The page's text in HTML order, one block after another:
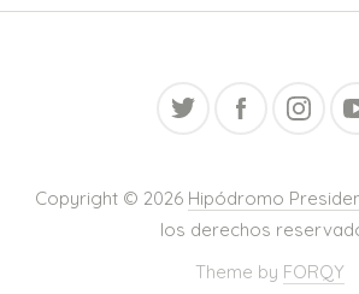
Copyright © 2026 Hipódromo
los derechos
Theme by FORQY